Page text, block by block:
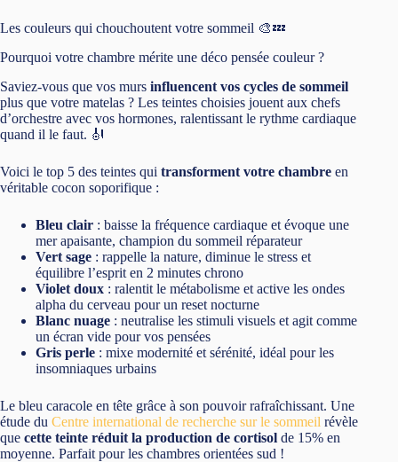
Les couleurs qui chouchoutent votre sommeil 🎨💤
Pourquoi votre chambre mérite une déco pensée couleur ?
Saviez-vous que vos murs influencent vos cycles de sommeil
plus que votre matelas ? Les teintes choisies jouent aux chefs
d’orchestre avec vos hormones, ralentissant le rythme cardiaque
quand il le faut. 🎻
Voici le top 5 des teintes qui transforment votre chambre en
véritable cocon soporifique :
Bleu clair : baisse la fréquence cardiaque et évoque une
mer apaisante, champion du sommeil réparateur
Vert sage : rappelle la nature, diminue le stress et
équilibre l’esprit en 2 minutes chrono
Violet doux : ralentit le métabolisme et active les ondes
alpha du cerveau pour un reset nocturne
Blanc nuage : neutralise les stimuli visuels et agit comme
un écran vide pour vos pensées
Gris perle : mixe modernité et sérénité, idéal pour les
insomniaques urbains
Le bleu caracole en tête grâce à son pouvoir rafraîchissant. Une
étude du Centre international de recherche sur le sommeil révèle
que cette teinte réduit la production de cortisol de 15% en
moyenne. Parfait pour les chambres orientées sud !